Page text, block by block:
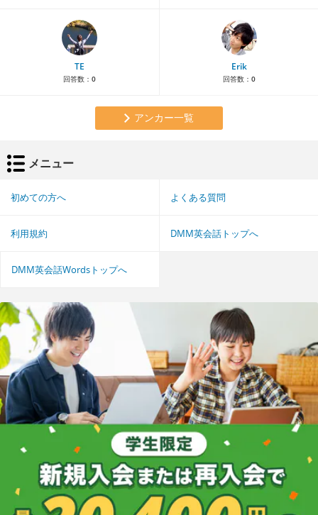
TE
回答数： 0
Erik
回答数： 0
アンカー一覧
メニュー
初めての方へ よくある質問
利用規約 DMM英会話トップへ
DMM英会話Wordsトップへ